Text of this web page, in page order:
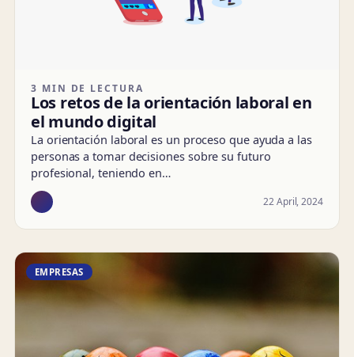
3 MIN DE LECTURA
Los retos de la orientación laboral en
el mundo digital
La orientación laboral es un proceso que ayuda a las
personas a tomar decisiones sobre su futuro
profesional, teniendo en…
22 April, 2024
EMPRESAS